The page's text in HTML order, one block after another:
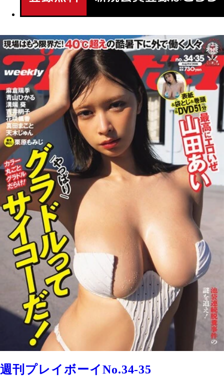
週刊プレイボーイNo.34-35